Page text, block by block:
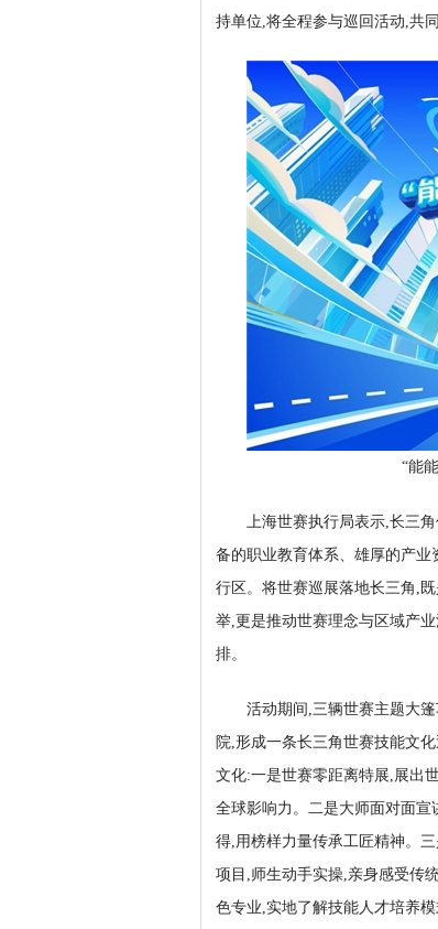
持单位,将全程参与巡回活动,共
“能
上海世赛执行局表示,长三
备的职业教育体系、雄厚的产
行区。将世赛巡展落地长三角,
举,更是推动世赛理念与区域产
排。
活动期间,三辆世赛主题大
院,形成一条长三角世赛技能文
文化:一是世赛零距离特展,展出
全球影响力。二是大师面对面
得,用榜样力量传承工匠精神。
项目,师生动手实操,亲身感受传
色专业,实地了解技能人才培养